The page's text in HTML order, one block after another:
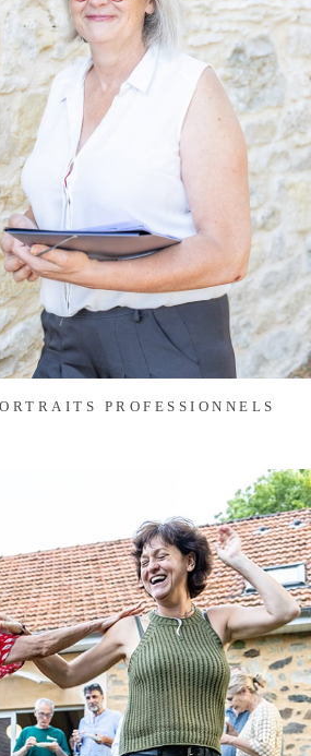
PROFESSIONNELS